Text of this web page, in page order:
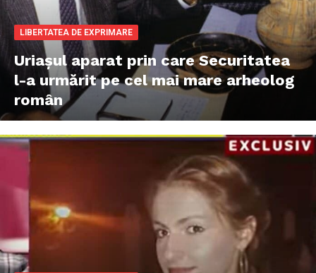
LIBERTATEA DE EXPRIMARE
Uriașul aparat prin care Securitatea
l-a urmărit pe cel mai mare arheolog
român